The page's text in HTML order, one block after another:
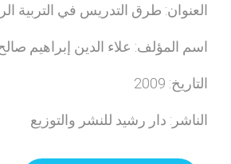
العنوان: طرق التدريس في التربية
اسم المؤلف: علاء الدين إبراهيم
التاريخ: 2009
الناشر: دار رشيد للنشر والتوزيع